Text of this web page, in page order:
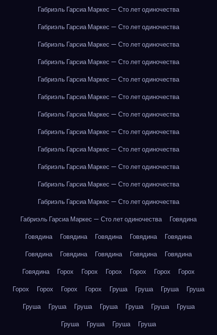
Габриэль Гарсиа Маркес — Сто лет одиночества
Габриэль Гарсиа Маркес — Сто лет одиночества
Габриэль Гарсиа Маркес — Сто лет одиночества
Габриэль Гарсиа Маркес — Сто лет одиночества
Габриэль Гарсиа Маркес — Сто лет одиночества
Габриэль Гарсиа Маркес — Сто лет одиночества
Габриэль Гарсиа Маркес — Сто лет одиночества
Габриэль Гарсиа Маркес — Сто лет одиночества
Габриэль Гарсиа Маркес — Сто лет одиночества
Габриэль Гарсиа Маркес — Сто лет одиночества
Габриэль Гарсиа Маркес — Сто лет одиночества
Габриэль Гарсиа Маркес — Сто лет одиночества
Габриэль Гарсиа Маркес — Сто лет одиночества
Говядина
Говядина
Говядина Говядина Говядина
Говядина
Говядина
Говядина Говядина Говядина
Говядина
Говядина
Горох Горох Горох Горох Горох
Горох
Горох
Горох Горох Горох Груша Груша Груша
Груша
Груша
Груша Груша Груша Груша Груша
Груша
Груша
Груша Груша
Груша